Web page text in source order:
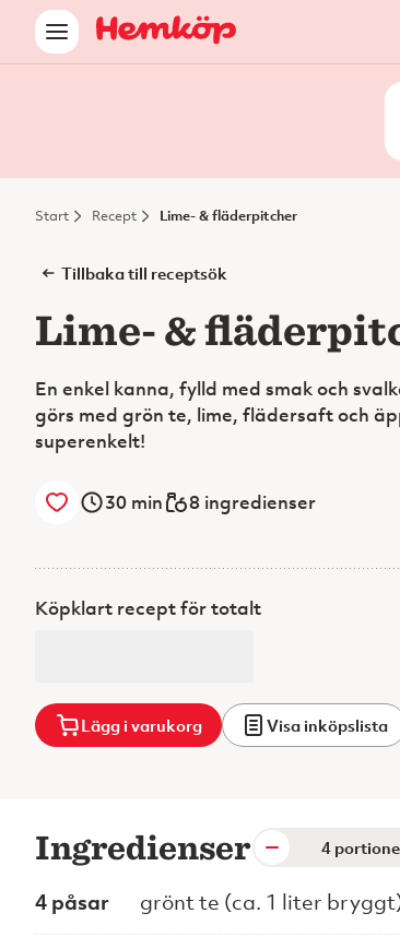
Start Recept Lime- & fläderpitcher
Tillbaka till receptsök
Lime- &
En enkel kanna, fylld med smak och
görs med grön te, lime, flädersaft och
superenkelt!
30 min 8 ingredienser
Köpklart recept för totalt
Lägg i varukorg Visa inköpslista
Ingredienser
4 påsar grönt te (ca. 1 liter